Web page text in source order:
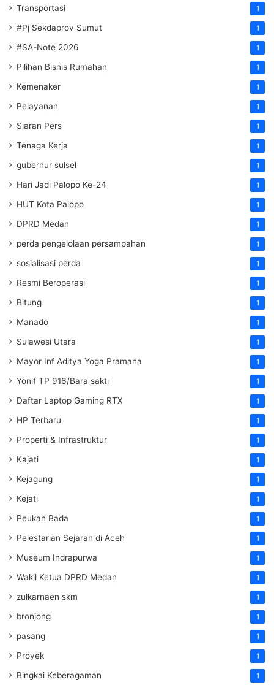
Transportasi 1
#Pj Sekdaprov Sumut 1
#SA-Note 2026 1
Pilihan Bisnis Rumahan 1
Kemenaker 1
Pelayanan 1
Siaran Pers 1
Tenaga Kerja 1
gubernur sulsel 1
Hari Jadi Palopo Ke-24 1
HUT Kota Palopo 1
DPRD Medan 1
perda pengelolaan persampahan 1
sosialisasi perda 1
Resmi Beroperasi 1
Bitung 1
Manado 1
Sulawesi Utara 1
Mayor Inf Aditya Yoga Pramana 1
Yonif TP 916/Bara sakti 1
Daftar Laptop Gaming RTX 1
HP Terbaru 1
Properti & Infrastruktur 1
Kajati 1
Kejagung 1
Kejati 1
Peukan Bada 1
Pelestarian Sejarah di Aceh 1
Museum Indrapurwa 1
Wakil Ketua DPRD Medan 1
zulkarnaen skm 1
bronjong 1
pasang 1
Proyek 1
Bingkai Keberagaman 1